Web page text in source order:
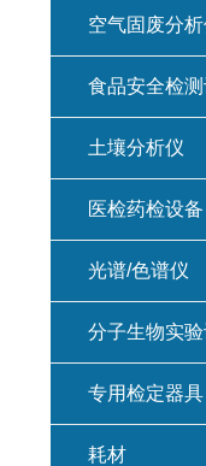
空气固废分
食品安全检
土壤分析仪
医检药检设备
光谱/色谱仪
分子生物实
专用检定器具
耗材